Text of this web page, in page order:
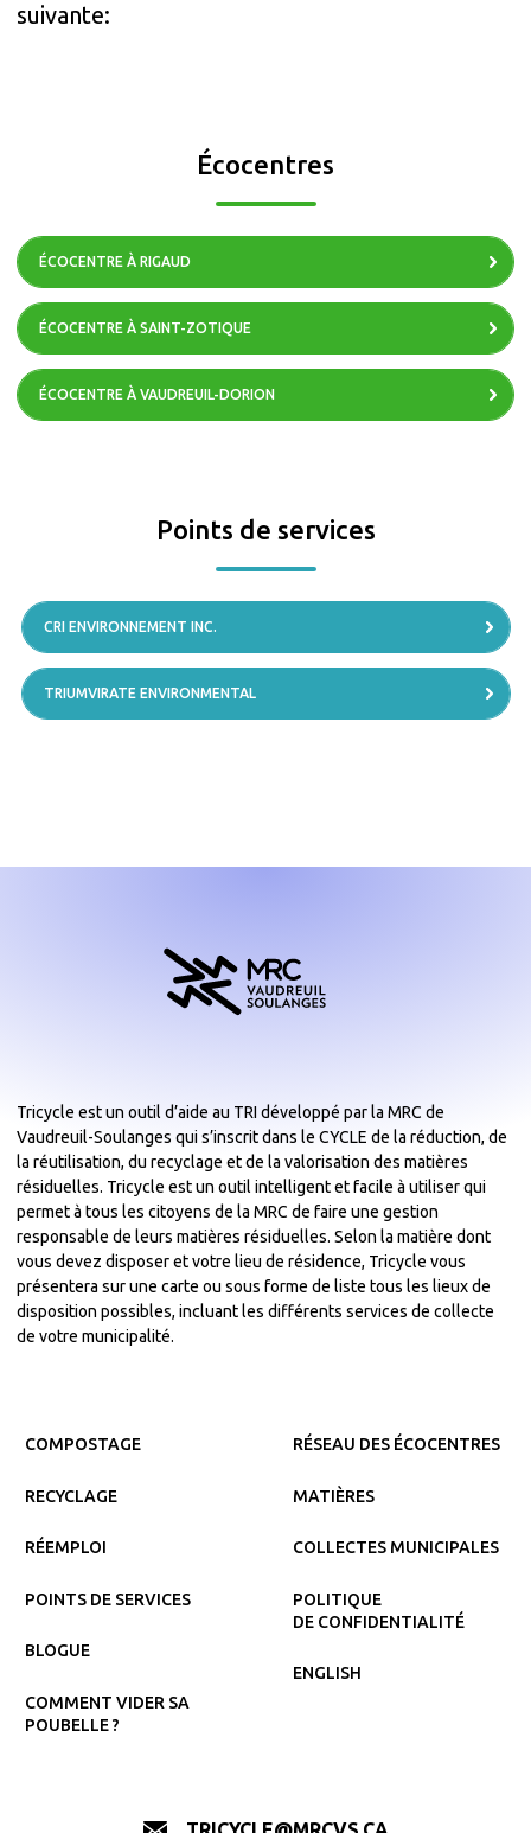
suivante:
Écocentres
ÉCOCENTRE À RIGAUD
ÉCOCENTRE À SAINT-ZOTIQUE
ÉCOCENTRE À VAUDREUIL-DORION
Points de services
CRI ENVIRONNEMENT INC.
TRIUMVIRATE ENVIRONMENTAL
Tricycle est un outil d’aide au TRI développé par la MRC de
Vaudreuil-Soulanges qui s’inscrit dans le CYCLE de la réduction, de
la réutilisation, du recyclage et de la valorisation des matières
résiduelles. Tricycle est un outil intelligent et facile à utiliser qui
permet à tous les citoyens de la MRC de faire une gestion
responsable de leurs matières résiduelles. Selon la matière dont
vous devez disposer et votre lieu de résidence, Tricycle vous
présentera sur une carte ou sous forme de liste tous les lieux de
disposition possibles, incluant les différents services de collecte
de votre municipalité.
COMPOSTAGE
RECYCLAGE
RÉEMPLOI
POINTS DE SERVICES
BLOGUE
COMMENT VIDER SA
POUBELLE ?
RÉSEAU DES ÉCOCENTRES
MATIÈRES
COLLECTES MUNICIPALES
POLITIQUE
DE CONFIDENTIALITÉ
ENGLISH